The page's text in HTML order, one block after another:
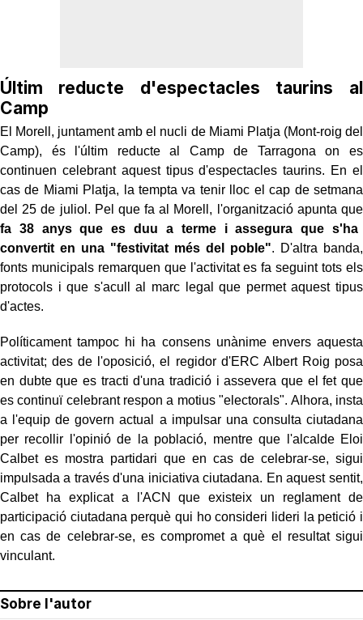
Últim reducte d'espectacles taurins al
Camp
El Morell, juntament amb el nucli de Miami Platja (Mont-roig del
Camp), és l'últim reducte al Camp de Tarragona on es
continuen celebrant aquest tipus d'espectacles taurins. En el
cas de Miami Platja, la tempta va tenir lloc el cap de setmana
del 25 de juliol. Pel que fa al Morell, l'organització apunta que
fa 38 anys que es duu a terme i assegura que s'ha
convertit en una "festivitat més del poble". D'altra banda,
fonts municipals remarquen que l'activitat es fa seguint tots els
protocols i que s'acull al marc legal que permet aquest tipus
d'actes.
Políticament tampoc hi ha consens unànime envers aquesta
activitat; des de l'oposició, el regidor d'ERC Albert Roig posa
en dubte que es tracti d'una tradició i assevera que el fet que
es continuï celebrant respon a motius "electorals". Alhora, insta
a l'equip de govern actual a impulsar una consulta ciutadana
per recollir l'opinió de la població, mentre que l'alcalde Eloi
Calbet es mostra partidari que en cas de celebrar-se, sigui
impulsada a través d'una iniciativa ciutadana. En aquest sentit,
Calbet ha explicat a l'ACN que existeix un reglament de
participació ciutadana perquè qui ho consideri lideri la petició i
en cas de celebrar-se, es compromet a què el resultat sigui
vinculant.
Sobre l'autor